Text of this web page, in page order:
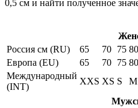
0,5 см и найти полученное
Россия см (RU)
65 70 75 80
Европа (EU)
65 70 75 80
Международный
(INT)
XXS XS S M